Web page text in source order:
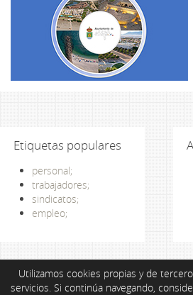
Etiquetas populares
personal;
trabajadores;
sindicatos;
empleo;
Utilizamos cookies propias y de
servicios. Si continúa navegando,